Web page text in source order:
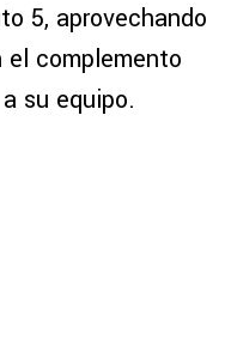
5, aprovechando
complemento
su equipo.